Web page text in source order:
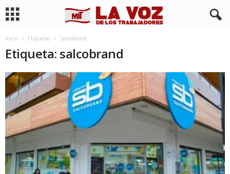
Inicio Etiquetas Salcobrand
Etiqueta: salcobrand